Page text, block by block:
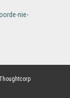
nie-